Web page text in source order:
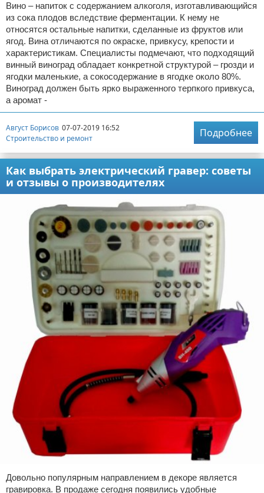
Вино – напиток с содержанием алкоголя, изготавливающийся
из сока плодов вследствие ферментации. К нему не
относятся остальные напитки, сделанные из фруктов или
ягод. Вина отличаются по окраске, привкусу, крепости и
характеристикам. Специалисты подмечают, что подходящий
винный виноград обладает конкретной структурой – грозди и
ягодки маленькие, а сокосодержание в ягодке около 80%.
Виноград должен быть ярко выраженного терпкого привкуса,
а аромат -
Август Борисов 07-07-2019 16:52
Строительство и ремонт
Подробнее
Как выбрать электрический гравер: советы
и отзывы о производителях
Довольно популярным направлением в декоре является
гравировка. В продаже сегодня появились удобные